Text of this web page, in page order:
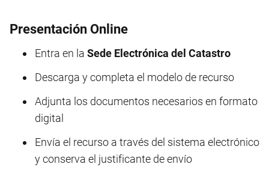
Presentación Online
Entra en la Sede Electrónica del Catastro
Descarga y completa el modelo de recurso
Adjunta los documentos necesarios en formato
digital
Envía el recurso a través del sistema electrónico
y conserva el justificante de envío